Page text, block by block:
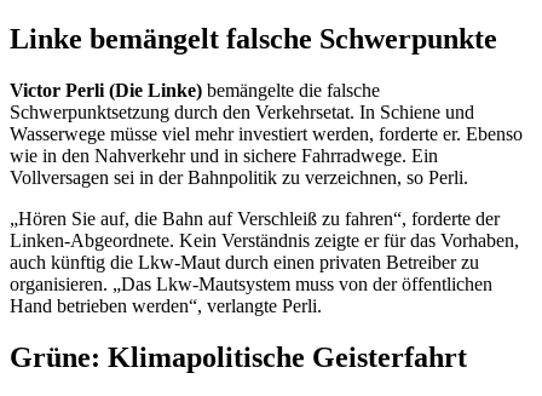
Linke bemängelt falsche Schwerpunkte
Victor Perli (Die Linke) bemängelte die falsche
Schwerpunktsetzung durch den Verkehrsetat. In Schiene und
Wasserwege müsse viel mehr investiert werden, forderte er. Ebenso
wie in den Nahverkehr und in sichere Fahrradwege. Ein
Vollversagen sei in der Bahnpolitik zu verzeichnen, so Perli.
„Hören Sie auf, die Bahn auf Verschleiß zu fahren“, forderte der
Linken-Abgeordnete. Kein Verständnis zeigte er für das Vorhaben,
auch künftig die Lkw-Maut durch einen privaten Betreiber zu
organisieren. „Das Lkw-Mautsystem muss von der öffentlichen
Hand betrieben werden“, verlangte Perli.
Grüne: Klimapolitische Geisterfahrt